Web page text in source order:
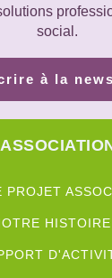
social.
à la
PROJET
HISTOIRE